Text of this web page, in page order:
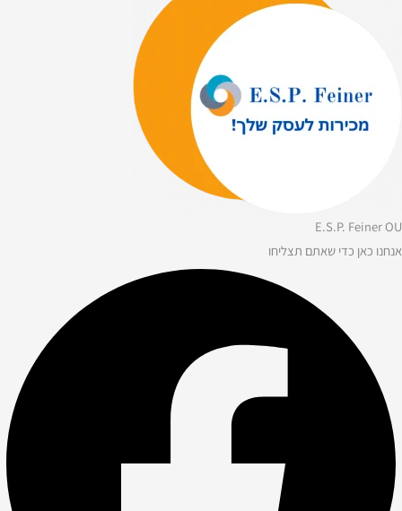
E.S.P. Feiner OU
אנחנו כאן כדי שאתם תצליחו